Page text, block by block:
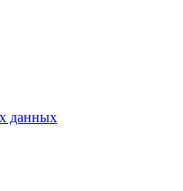
данных